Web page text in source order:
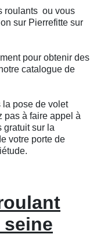
roulants ou vous
sur Pierrefitte sur
pour obtenir des
catalogue de
la pose de volet
pas à faire appel à
gratuit sur la
votre porte de